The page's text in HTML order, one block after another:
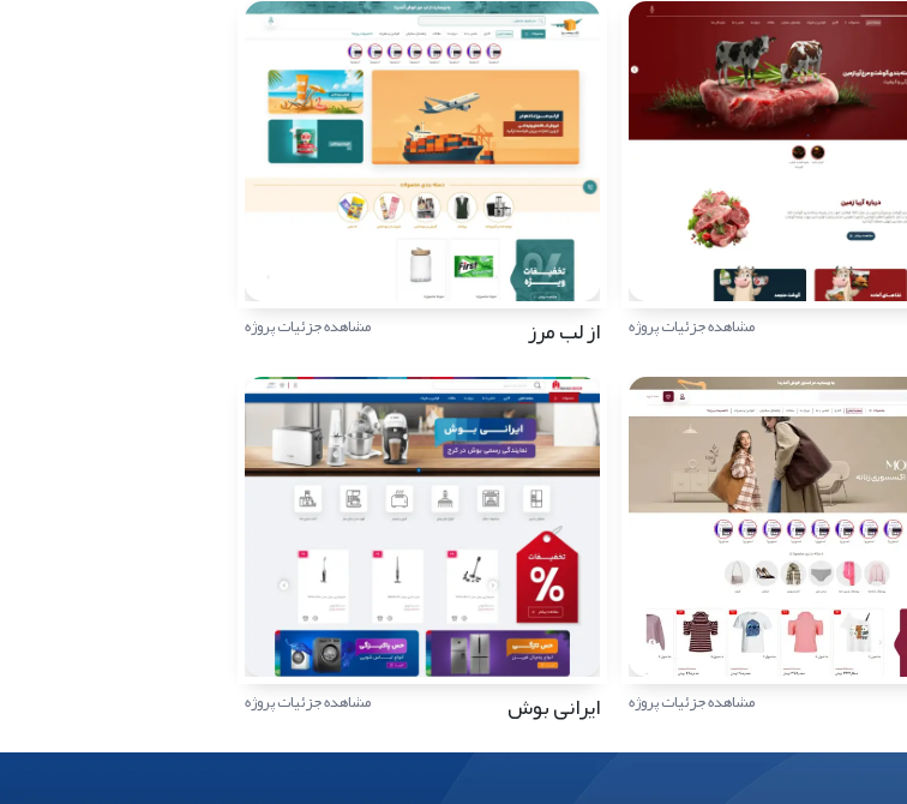
مشاهده جزئیات پروژه از لب مرز مشاهده جزئیات پروژه
مشاهده جزئیات پروژه ایرانی بوش مشاهده جزئیات پروژه